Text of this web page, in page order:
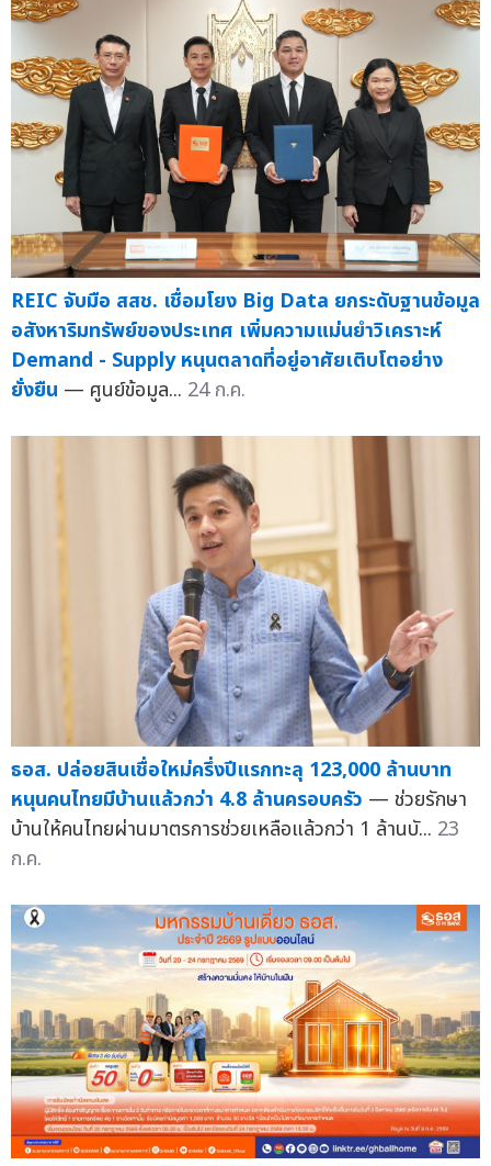
REIC จับมือ สสช. เชื่อมโยง Big Data ยกระดับฐานข้อมูล
อสังหาริมทรัพย์ของประเทศ เพิ่มความแม่นยำวิเคราะห์
Demand - Supply หนุนตลาดที่อยู่อาศัยเติบโตอย่าง
ยั่งยืน — ศูนย์ข้อมูล... 24 ก.ค.
ธอส. ปล่อยสินเชื่อใหม่ครึ่งปีแรกทะลุ 123,000 ล้านบาท
หนุนคนไทยมีบ้านแล้วกว่า 4.8 ล้านครอบครัว — ช่วยรักษา
บ้านให้คนไทยผ่านมาตรการช่วยเหลือแล้วกว่า 1 ล้านบั... 23
ก.ค.